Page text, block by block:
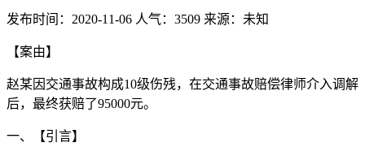
发布时间：2020-11-06 人气：3509 来源：未知
【案由】
赵某因交通事故构成10级伤残，在交通事故赔偿律师介入调解
后，最终获赔了95000元。
一、【引言】